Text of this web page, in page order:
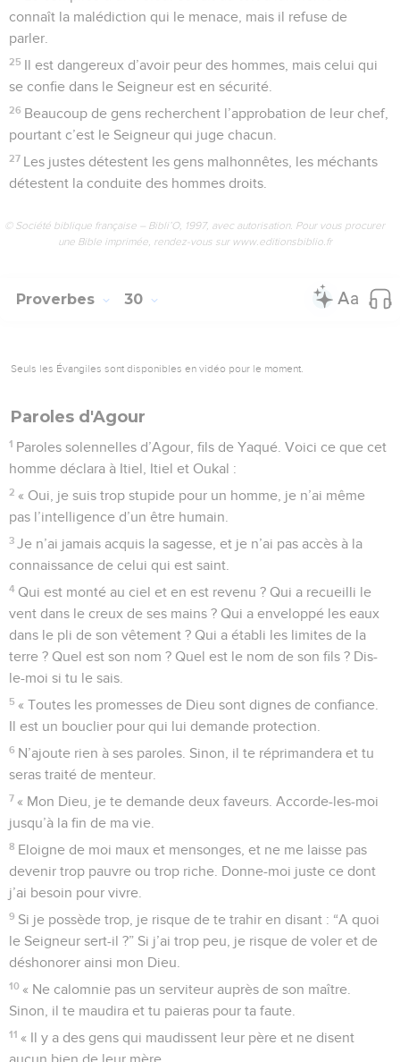
connaît la malédiction qui le menace, mais il refuse de
parler.
25 Il est dangereux d’avoir peur des hommes, mais celui qui
se confie dans le Seigneur est en sécurité.
26 Beaucoup de gens recherchent l’approbation de leur chef,
pourtant c’est le Seigneur qui juge chacun.
27 Les justes détestent les gens malhonnêtes, les méchants
détestent la conduite des hommes droits.
© Société biblique française – Bibli’O, 1997, avec autorisation. Pour vous procurer
une Bible imprimée, rendez-vous sur www.editionsbiblio.fr
Proverbes 30
Seuls les Évangiles sont disponibles en vidéo pour le moment.
Paroles d'Agour
1 Paroles solennelles d’Agour, fils de Yaqué. Voici ce que cet
homme déclara à Itiel, Itiel et Oukal :
2 « Oui, je suis trop stupide pour un homme, je n’ai même
pas l’intelligence d’un être humain.
3 Je n’ai jamais acquis la sagesse, et je n’ai pas accès à la
connaissance de celui qui est saint.
4 Qui est monté au ciel et en est revenu ? Qui a recueilli le
vent dans le creux de ses mains ? Qui a enveloppé les eaux
dans le pli de son vêtement ? Qui a établi les limites de la
terre ? Quel est son nom ? Quel est le nom de son fils ? Dis-
le-moi si tu le sais.
5 « Toutes les promesses de Dieu sont dignes de confiance.
Il est un bouclier pour qui lui demande protection.
6 N’ajoute rien à ses paroles. Sinon, il te réprimandera et tu
seras traité de menteur.
7 « Mon Dieu, je te demande deux faveurs. Accorde-les-moi
jusqu’à la fin de ma vie.
8 Eloigne de moi maux et mensonges, et ne me laisse pas
devenir trop pauvre ou trop riche. Donne-moi juste ce dont
j’ai besoin pour vivre.
9 Si je possède trop, je risque de te trahir en disant : “A quoi
le Seigneur sert-il ?” Si j’ai trop peu, je risque de voler et de
déshonorer ainsi mon Dieu.
10 « Ne calomnie pas un serviteur auprès de son maître.
Sinon, il te maudira et tu paieras pour ta faute.
11 « Il y a des gens qui maudissent leur père et ne disent
aucun bien de leur mère.